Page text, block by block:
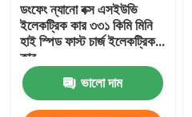
ডংফেং ন্যানো বক্স এসইউভি
ইলেকট্রিক কার ৩৩১ কিমি মিনি
হাই স্পিড ফাস্ট চার্জ ইলেকট্রিক
কার
ভালো দাম